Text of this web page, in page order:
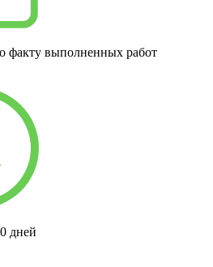
факту выполненных работ
дней